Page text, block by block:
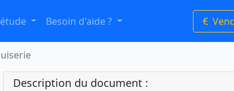
Besoin d'aide ?
Description du document :